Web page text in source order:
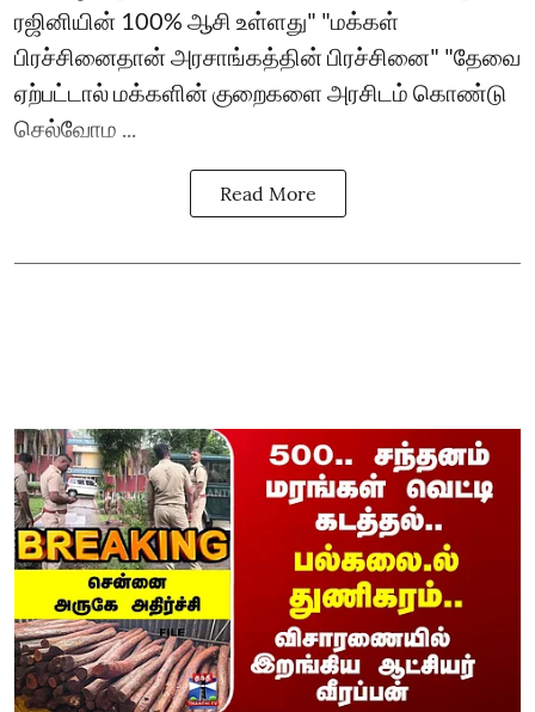
ரஜினியின் 100% ஆசி உள்ளது" "மக்கள்
பிரச்சினைதான் அரசாங்கத்தின் பிரச்சினை" "தேவை
ஏற்பட்டால் மக்களின் குறைகளை அரசிடம் கொண்டு
செல்வோம ...
Read More